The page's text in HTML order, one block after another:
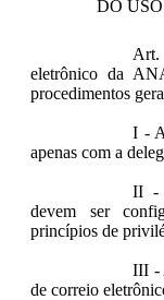
DO
Art.
eletrônico da
procedimentos
I -
apenas com a
II -
devem ser
princípios de
III -
de correio